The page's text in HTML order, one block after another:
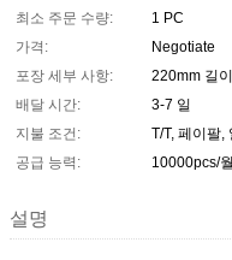
최소 주문 수량:
1 PC
가격:
Negotiate
포장 세부 사항:
220mm 길
배달 시간:
3-7 일
지불 조건:
T/T, 페이팔,
공급 능력:
10000pcs/월
설명